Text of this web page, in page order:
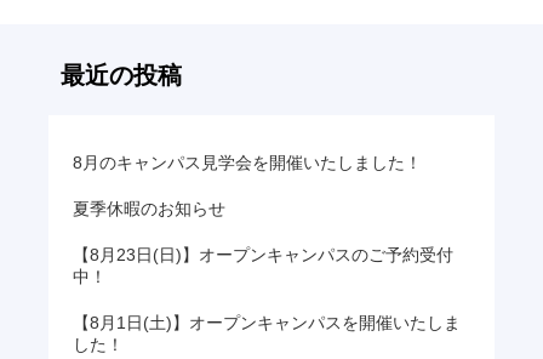
Q＆A
サイト案内
最近の投稿
8月のキャンパス見学会を開催いたしました！
夏季休暇のお知らせ
【8月23日(日)】オープンキャンパスのご予約受付
中！
【8月1日(土)】オープンキャンパスを開催いたしま
した！